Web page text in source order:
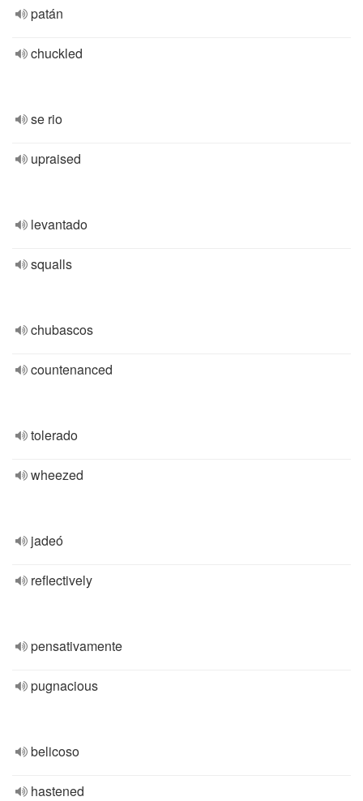
patán
chuckled
se rio
upraised
levantado
squalls
chubascos
countenanced
tolerado
wheezed
jadeó
reflectively
pensativamente
pugnacious
belicoso
hastened